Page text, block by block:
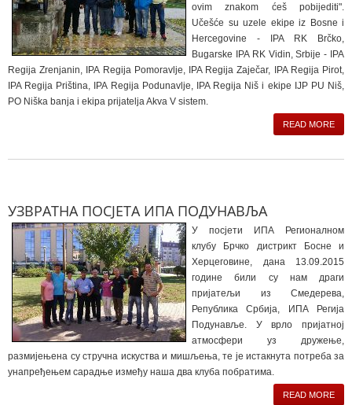
ovim znakom ćeš pobijediti".
Učešće su uzele ekipe iz Bosne i
Hercegovine - IPA RK Brčko,
Bugarske IPA RK Vidin, Srbije - IPA
Regija Zrenjanin, IPA Regija Pomoravlje, IPA Regija Zaječar, IPA Regija Pirot,
IPA Regija Priština, IPA Regija Podunavlje, IPA Regija Niš i ekipe IJP PU Niš,
PO Niška banja i ekipa prijatelja Akva V sistem.
READ MORE
УЗВРАТНА ПОСЈЕТА ИПА ПОДУНАВЉА
У посјети ИПА Регионалном
клубу Брчко дистрикт Босне и
Херцеговине, дана 13.09.2015
године били су нам драги
пријатељи из Смедерева,
Република Србија, ИПА Регија
Подунавље. У врло пријатној
атмосфери уз дружење,
размијењена су стручна искуства и мишљења, те је истакнута потреба за
унапређењем сарадње између наша два клуба побратима.
READ MORE